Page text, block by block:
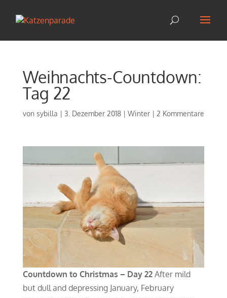
Weihnachts-Countdown:
Tag 22
von sybilla | 3. Dezember 2018| Winter| 2 Kommentare
Countdown to Christmas – Day 22After mild
but dull and depressing January, February